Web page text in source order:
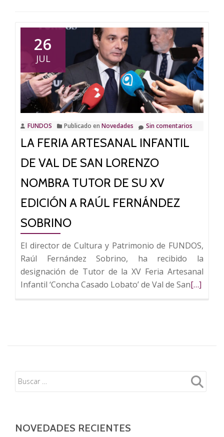
26
JUL
FUNDOS Publicado en Novedades Sin comentarios
LA FERIA ARTESANAL INFANTIL
DE VAL DE SAN LORENZO
NOMBRA TUTOR DE SU XV
EDICIÓN A RAÚL FERNÁNDEZ
SOBRINO
El director de Cultura y Patrimonio de FUNDOS,
Raúl Fernández Sobrino, ha recibido la
designación de Tutor de la XV Feria Artesanal
Infantil ‘Concha Casado Lobato’ de Val de SanLeer
de
Val
[…]
NOVEDADES RECIENTES